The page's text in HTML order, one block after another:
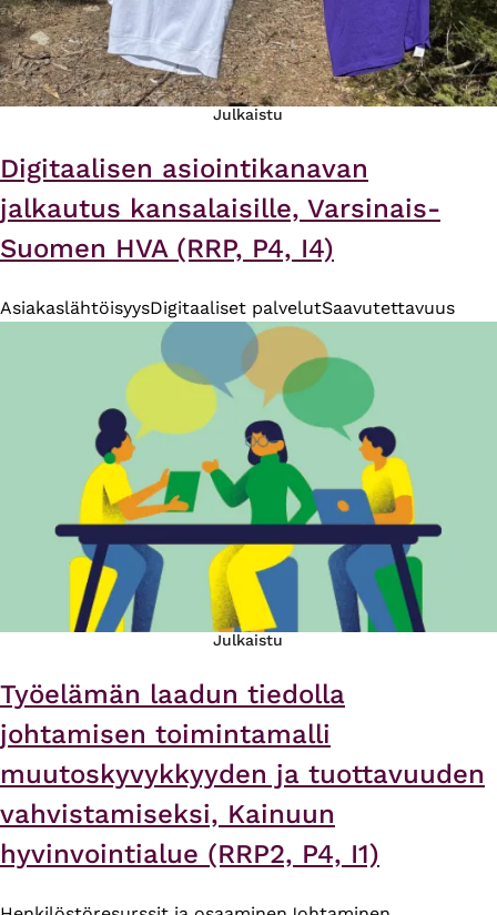
Julkaistu
Digitaalisen asiointikanavan
jalkautus kansalaisille, Varsinais-
Suomen HVA (RRP, P4, I4)
AsiakaslähtöisyysDigitaaliset palvelutSaavutettavuus
Julkaistu
Työelämän laadun tiedolla
johtamisen toimintamalli
muutoskyvykkyyden ja tuottavuuden
vahvistamiseksi, Kainuun
hyvinvointialue (RRP2, P4, I1)